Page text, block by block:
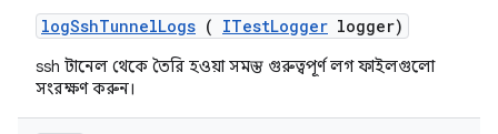
logSshTunnelLogs ( ITestLogger logger)
ssh টানেল থেকে তৈরি হওয়া সমস্ত গুরুত্বপূর্ণ লগ ফাইলগুলো
সংরক্ষণ করুন।